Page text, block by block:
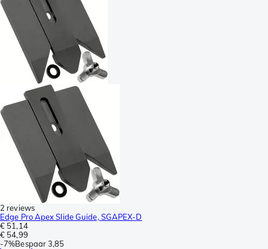
2 reviews
Edge Pro Apex Slide Guide, SGAPEX-D
€ 51,14
€ 54,99
-7%Bespaar3,85